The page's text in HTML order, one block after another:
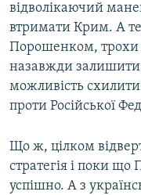
відволікаючий
втримати Крим. А
Порошенком, трохи
назавжди
можливість
проти Російської
Що ж, цілком
стратегія і поки що
успішно. А з